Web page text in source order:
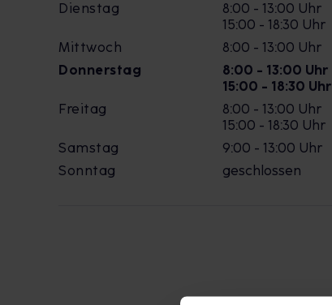
Dienstag
8:00 - 13:00 Uhr
15:00 - 18:30 Uhr
Mittwoch
8:00 - 13:00 Uhr
Donnerstag
8:00 - 13:00 Uhr
15:00 - 18:30 Uhr
Freitag
8:00 - 13:00 Uhr
15:00 - 18:30 Uhr
Samstag
9:00 - 13:00 Uhr
Sonntag
geschlossen